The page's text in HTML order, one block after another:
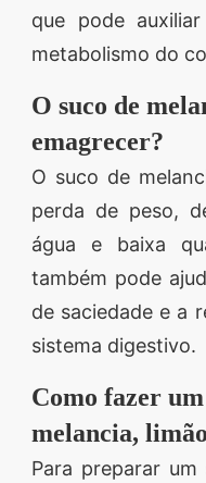
que pode
metabolismo do
O suco de
emagrecer?
O suco de
perda de peso,
água e baixa
também pode
de saciedade e a
sistema digestivo.
Como fazer
melancia,
Para preparar